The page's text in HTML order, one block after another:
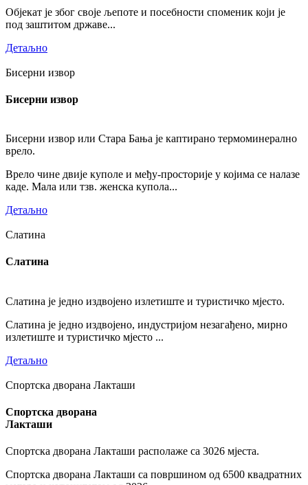
Објекат је због своје љепоте и посебности споменик који је
под заштитом државе...
Детаљно
Бисерни извор
Бисерни извор
Бисерни извор или Стара Бања је каптирано термоминерално
врело.
Врело чине двије куполе и међу-просторије у којима се налазе
каде. Мала или тзв. женска купола...
Детаљно
Слатина
Слатина
Слатина је једно издвојено излетиште и туристичко мјесто.
Слатина је једно издвојено, индустријом незагађено, мирно
излетиште и туристичко мјесто ...
Детаљно
Спортска дворана Лакташи
Спортска дворана
Лакташи
Спортска дворана Лакташи располаже са 3026 мјеста.
Спортска дворана Лакташи са површином од 6500 квадратних